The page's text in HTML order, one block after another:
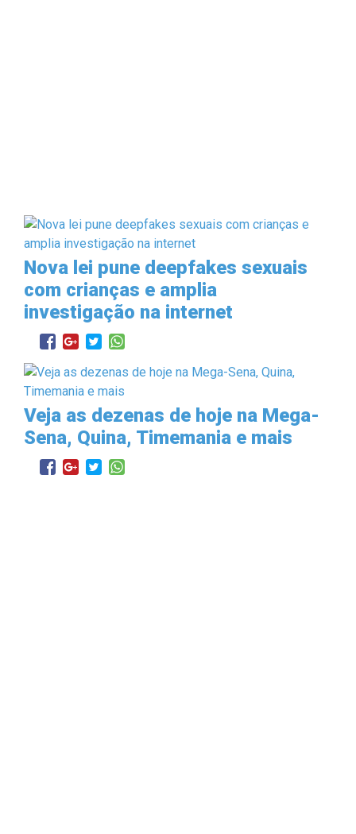
Nova lei pune deepfakes sexuais
com crianças e amplia
investigação na internet
Veja as dezenas de hoje na Mega-
Sena, Quina, Timemania e mais